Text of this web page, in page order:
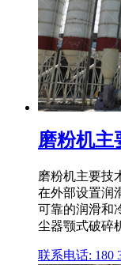
磨粉机主
磨粉机主要技
在外部设置润
可靠的润滑和
尘器颚式破碎
联系电话: 180